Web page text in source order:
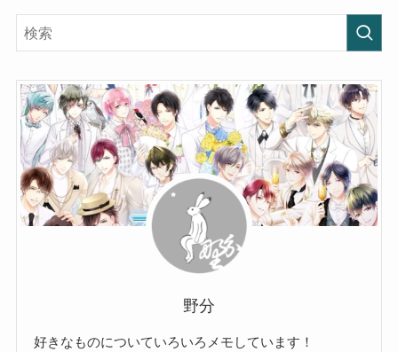
野分
好きなものについていろいろメモしています！